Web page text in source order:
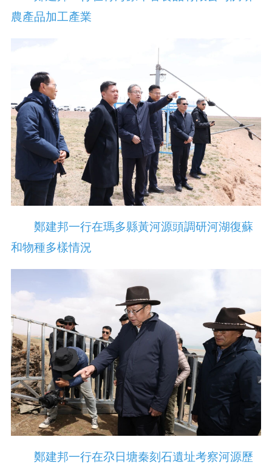
農產品加工產業
鄭建邦一行在瑪多縣黃河源頭調研河湖復蘇
和物種多樣情況
鄭建邦一行在尕日塘秦刻石遺址考察河源歷